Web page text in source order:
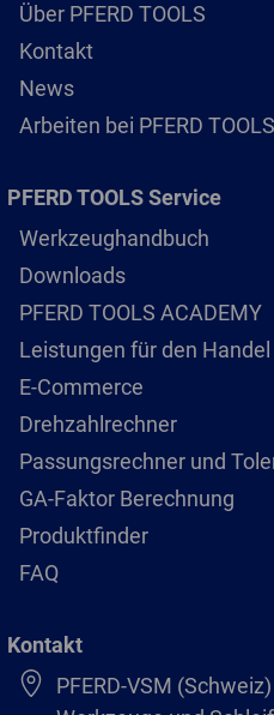
Über PFERD TOOLS
Kontakt
News
Arbeiten bei PFERD TOOLS
PFERD TOOLS Service
Werkzeughandbuch
Downloads
PFERD TOOLS ACADEMY
Leistungen für den Handel
E-Commerce
Drehzahlrechner
Passungsrechner und
GA-Faktor Berechnung
Produktfinder
FAQ
Kontakt
PFERD-VSM